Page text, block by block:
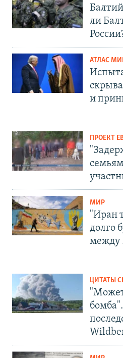
ли
АТЛАС
и
ПРОЕКТ
МИР
"Иран
долго
между
ЦИТАТЫ